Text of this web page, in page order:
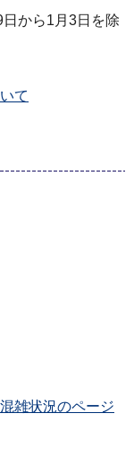
から1月3日を除
て
雑状況のページ